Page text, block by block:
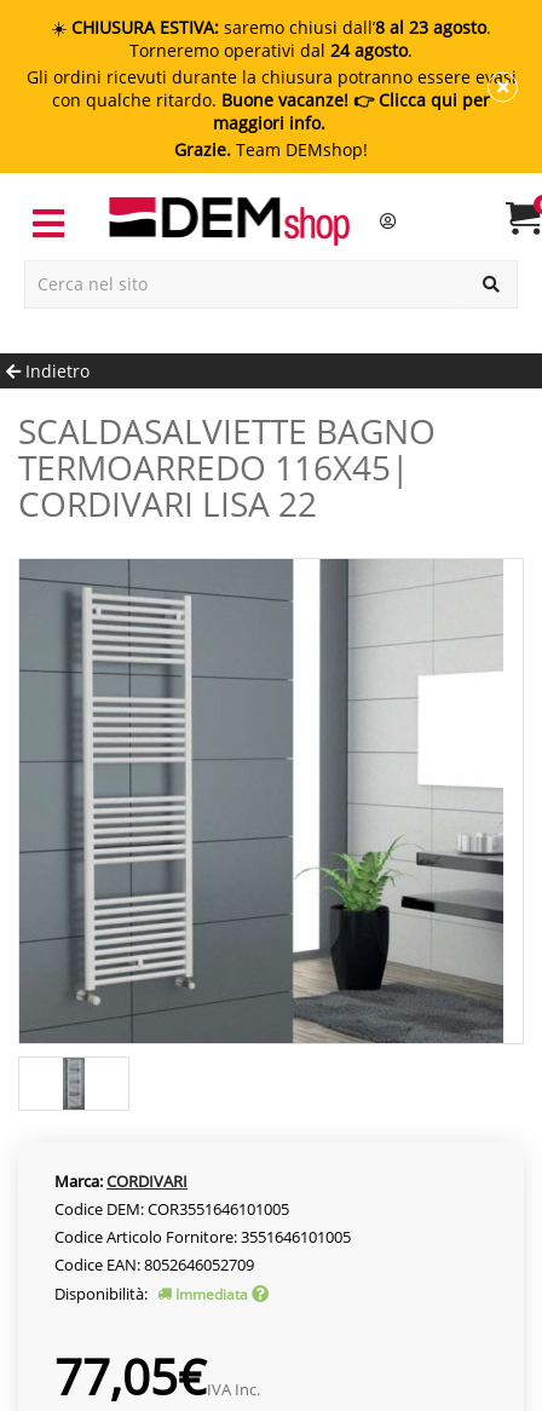
☀️ CHIUSURA ESTIVA: saremo chiusi dall’8 al 23 agosto.
Torneremo operativi dal 24 agosto.
Gli ordini ricevuti durante la chiusura potranno essere evasi
con qualche ritardo. Buone vacanze! 👉 Clicca qui per
maggiori info.
Grazie. Team DEMshop!
Indietro
SCALDASALVIETTE BAGNO
TERMOARREDO 116X45|
CORDIVARI LISA 22
Marca:CORDIVARI
Codice DEM: COR3551646101005
Codice Articolo Fornitore: 3551646101005
Codice EAN: 8052646052709
Disponibilità:
Immediata
77,05€IVA Inc.